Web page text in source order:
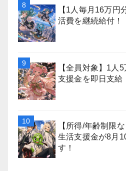
【1人毎月16万円
活費を継続給付！
【全員対象】1人
支援金を即日支給
【所得/年齢制限
生活支援金が8月
す！